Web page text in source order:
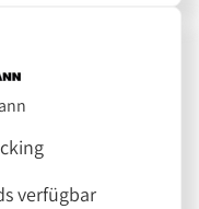
verfügbar